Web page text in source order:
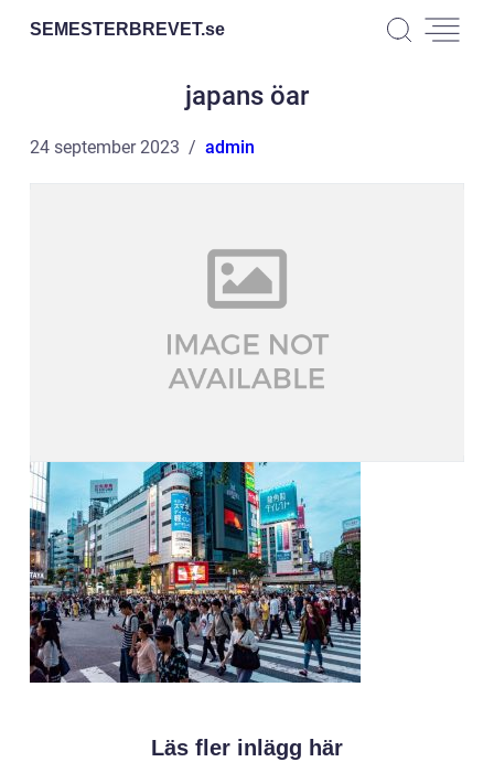
SEMESTERBREVET.se
japans öar
24 september 2023 admin
Läs fler inlägg här